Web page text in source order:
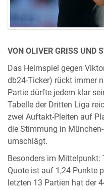
VON OLIVER GRISS UND
Das Heimspiel gegen
db24-Ticker) rückt immer
Partie dürfte jedem klar
Tabelle der Dritten Liga
zwei Auftakt-Pleiten auf
die Stimmung in
umschlägt.
Besonders im Mittelpunkt:
Quote ist auf 1,24 Punkte
letzten 13 Partien hat der